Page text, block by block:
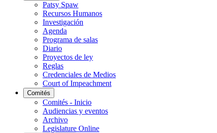
Patsy Spaw
Recursos Humanos
Investigación
Agenda
Programa de salas
Diario
Proyectos de ley
Reglas
Credenciales de Medios
Court of Impeachment
Comités
Comités - Inicio
Audiencias y eventos
Archivo
Legislature Online